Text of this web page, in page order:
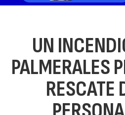
UN
PALMERALES
RESCATE